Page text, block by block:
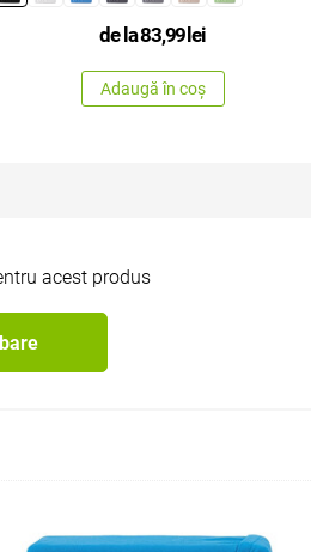
de la83,99lei
Adaugă în coș
acest produs